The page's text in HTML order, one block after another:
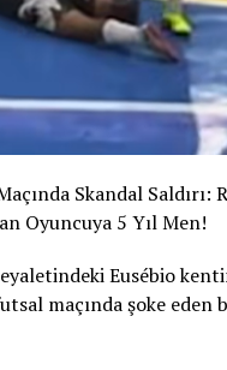
Skandal Saldırı:
Oyuncuya 5 Yıl Men!
Eusébio
maçında şoke eden